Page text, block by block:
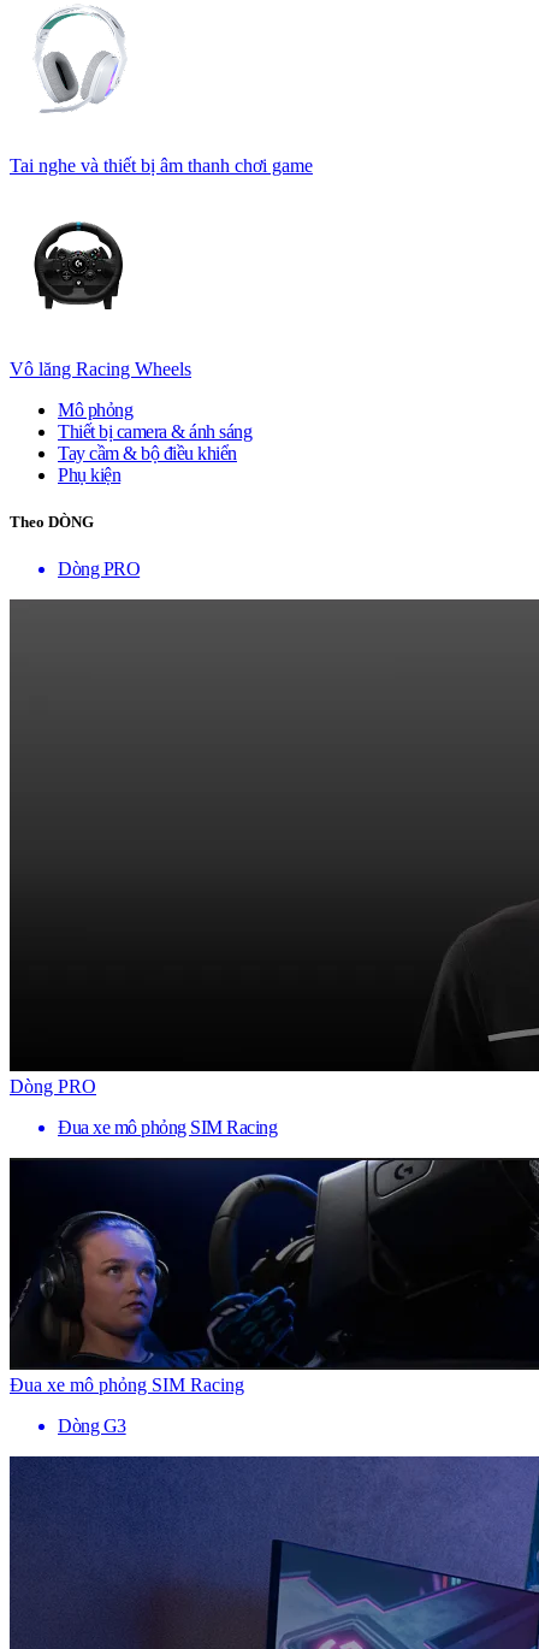
Tai nghe và thiết bị âm thanh chơi game
Vô lăng Racing Wheels
Mô phỏng
Thiết bị camera & ánh sáng
Tay cầm & bộ điều khiển
Phụ kiện
Theo DÒNG
Dòng PRO
Dòng PRO
Đua xe mô phỏng SIM Racing
Đua xe mô phỏng SIM Racing
Dòng G3